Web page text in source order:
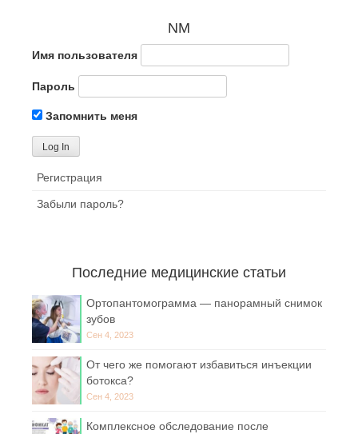
NM
Имя пользователя
Пароль
Запомнить меня
Регистрация
Забыли пароль?
Последние медицинские статьи
Ортопантомограмма — панорамный снимок
зубов
Сен 4, 2023
От чего же помогают избавиться инъекции
ботокса?
Сен 4, 2023
Комплексное обследование после